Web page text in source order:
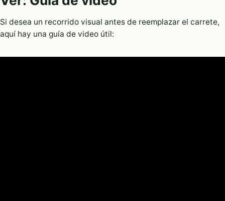
Si desea un recorrido visual antes de reemplazar el carrete,
aquí hay una guía de video útil: